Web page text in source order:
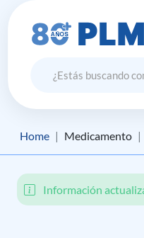
Home Medicamento
Información